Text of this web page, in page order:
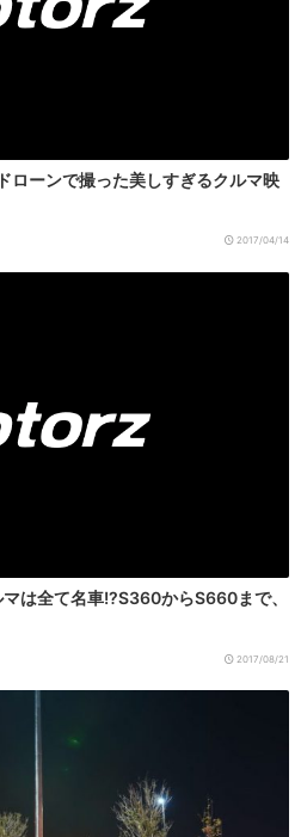
ローンで撮った美しすぎるクルマ映
2017/04/14
は全て名車!?S360からS660まで、
2017/08/21